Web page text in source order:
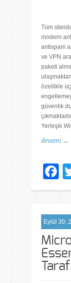
Tüm
modern
antispam
ve VPN
paketi
özellikle
güvenlik
Yerleşik
devamı →
Eylül 30,